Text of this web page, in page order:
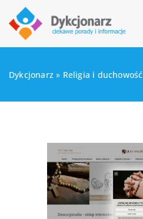
Dykcjonarz » Religia i duchowość